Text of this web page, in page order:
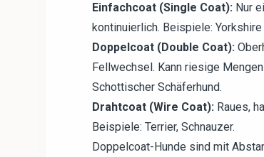
Einfachcoat (Single Coat): Nur
kontinuierlich. Beispiele:
Doppelcoat (Double Coat):
Fellwechsel. Kann riesige
Schottischer Schäferhund.
Drahtcoat (Wire Coat): Raues,
Beispiele: Terrier, Schnauzer.
Doppelcoat-Hunde sind mit